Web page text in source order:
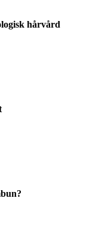
hårvård